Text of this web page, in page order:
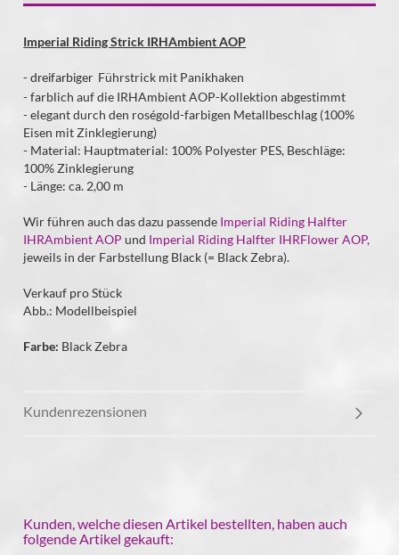
Imperial Riding Strick IRHAmbient AOP
- dreifarbiger Führstrick mit Panikhaken
- farblich auf die IRHAmbient AOP-Kollektion abgestimmt
- elegant durch den roségold-farbigen Metallbeschlag (100%
Eisen mit Zinklegierung)
- Material: Hauptmaterial: 100% Polyester PES, Beschläge:
100% Zinklegierung
- Länge: ca. 2,00 m
Wir führen auch das dazu passende Imperial Riding Halfter
IHRAmbient AOP und Imperial Riding Halfter IHRFlower AOP,
jeweils in der Farbstellung Black (= Black Zebra).
Verkauf pro Stück
Abb.: Modellbeispiel
Farbe: Black Zebra
Kundenrezensionen
Kunden, welche diesen Artikel bestellten, haben auch
folgende Artikel gekauft: